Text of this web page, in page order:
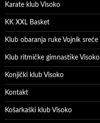
Karate klub Visoko
KK XXL Basket
Klub obaranja ruke Vojnik sreće
Klub ritmičke gimnastike Visoko
Konjički klub Visoko
Kontakt
Košarkaški klub Visoko